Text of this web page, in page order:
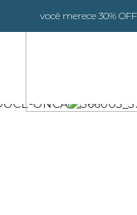
você merece 30%